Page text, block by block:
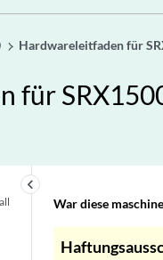
Hardwareleitfaden für
für
keyboard_arrow_left
War diese